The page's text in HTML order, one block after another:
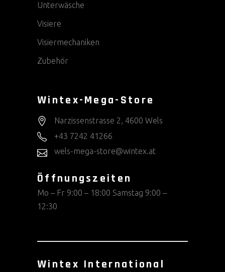
Unterwäsche
Visiere
Visiermechaniken
Zubehör
Wintex-Mega-Store
Narzissenstrasse 2, 4600 Wels
+43 7242 41266
wels-mega-store@wintex.at
Öffnungszeiten
Mo – Fr 9:00 – 18:00 Samstag 9:00 –
12:30
Wintex International